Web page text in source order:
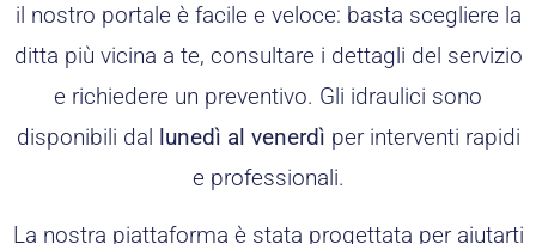
il nostro portale è facile e veloce: basta scegliere la
ditta più vicina a te, consultare i dettagli del servizio
e richiedere un preventivo. Gli idraulici sono
disponibili dal lunedì al venerdì per interventi rapidi
e professionali.
La nostra piattaforma è stata progettata per aiutarti